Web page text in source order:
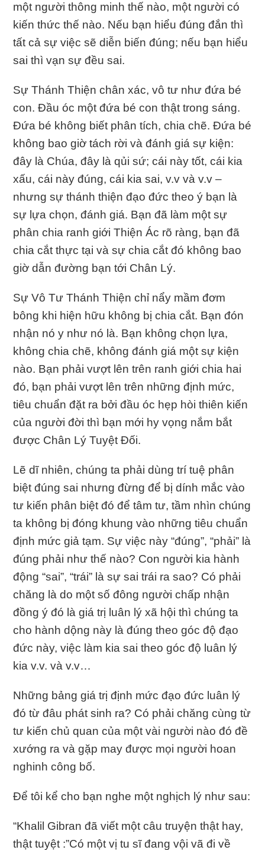
một người thông minh thế nào, một người có
kiến thức thế nào. Nếu bạn hiểu đúng đắn thì
tất cả sự việc sẽ diễn biến đúng; nếu bạn hiểu
sai thì vạn sự đều sai.
Sự Thánh Thiện chân xác, vô tư như đứa bé
con. Đầu óc một đứa bé con thật trong sáng.
Đứa bé không biết phân tích, chia chẽ. Đứa bé
không bao giờ tách rời và đánh giá sự kiện:
đây là Chúa, đây là qủi sứ; cái này tốt, cái kia
xấu, cái này đúng, cái kia sai, v.v và v.v –
nhưng sự thánh thiện đạo đức theo ý bạn là
sự lựa chọn, đánh giá. Bạn đã làm một sự
phân chia ranh giới Thiện Ác rõ ràng, bạn đã
chia cắt thực tại và sự chia cắt đó không bao
giờ dẫn đường bạn tới Chân Lý.
Sự Vô Tư Thánh Thiện chỉ nẩy mầm đơm
bông khi hiện hữu không bị chia cắt. Bạn đón
nhận nó y như nó là. Bạn không chọn lựa,
không chia chẽ, không đánh giá một sự kiện
nào. Bạn phải vượt lên trên ranh giới chia hai
đó, bạn phải vượt lên trên những định mức,
tiêu chuẩn đặt ra bởi đầu óc hẹp hòi thiên kiến
của người đời thì bạn mới hy vọng nắm bắt
được Chân Lý Tuyệt Đối.
Lẽ dĩ nhiên, chúng ta phải dùng trí tuệ phân
biệt đúng sai nhưng đừng để bị dính mắc vào
tư kiến phân biệt đó để tâm tư, tầm nhìn chúng
ta không bị đóng khung vào những tiêu chuẩn
định mức giả tạm. Sự việc này “đúng”, “phải” là
đúng phải như thế nào? Con người kia hành
động “sai”, “trái” là sự sai trái ra sao? Có phải
chăng là do một số đông người chấp nhận
đồng ý đó là giá trị luân lý xã hội thì chúng ta
cho hành dộng này là đúng theo góc độ đạo
đức này, việc làm kia sai theo góc độ luân lý
kia v.v. và v.v…
Những bảng giá trị định mức đạo đức luân lý
đó từ đâu phát sinh ra? Có phải chăng cùng từ
tư kiến chủ quan của một vài người nào đó đề
xướng ra và gặp may được mọi người hoan
nghinh công bố.
Để tôi kể cho bạn nghe một nghịch lý như sau:
“Khalil Gibran đã viết một câu truyện thật hay,
thật tuyệt :”Có một vị tu sĩ đang vội vã đi về